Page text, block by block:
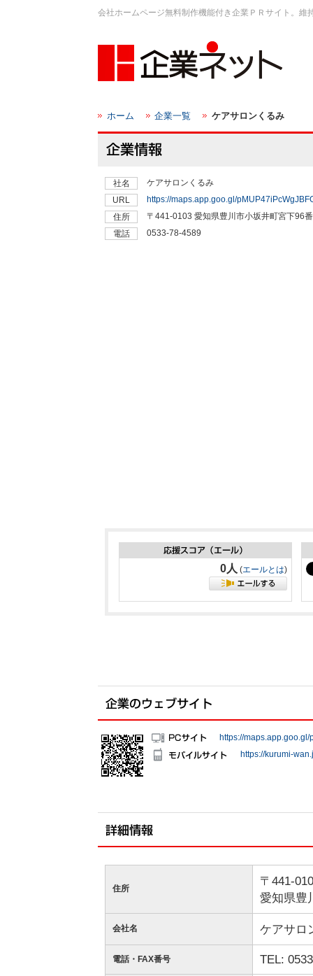
会社ホームページ無料制作機能付き企業ＰＲサイト。
ホーム 企業一覧 ケアサロンくるみ
社名
ケアサロンくるみ
URL
https://maps.app.goo.gl/
住所
〒441-0103 愛知県豊川市小坂井町宮下96
電話
0533-78-4589
0人 (エールとは)
https://
https://kurumi-
住所
〒441-
愛知県豊
会社名 ケアサロ
電話・FAX番号 TEL: